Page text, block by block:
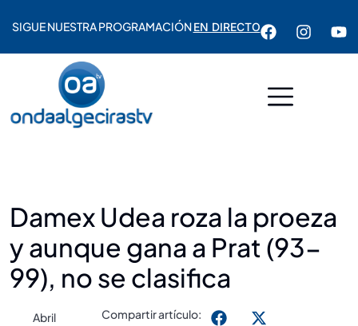
SIGUE NUESTRA PROGRAMACIÓNEN DIRECTO
Damex Udea roza la proeza
y aunque gana a Prat (93-
99), no se clasifica
Abril
Compartir artículo: